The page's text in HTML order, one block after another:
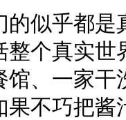
的似乎都
整个真实
馆、一家
果不巧把